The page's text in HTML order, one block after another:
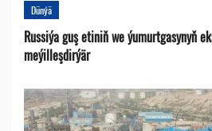
Dünýä
Russiýa guş etiniň we ýumurtgasynyň
meýilleşdirýär